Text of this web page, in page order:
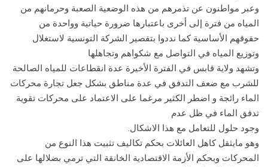
وعبر مواطنون عن تذمرهم من هذه الوضعية الصعبة وحرمانهم من
المياه من فترة إلى أخرى باعتبارها ضرورة حياتية وواحدة من
حقوقهم الأساسية كما نددوا بتقصير الشركة التونسية لاستغلال
وتوزيع المياه في التواصل مع شكواهم وتجاهلها
وتشهد ولاية قابس في الفترة الأخيرة عدة انقطاعات للمياه الصالحة
للشرب مع ضعف التدفق في عدة مناطق بشكل جعل تجارة محركات
الماء رائجة و اضطر الكثير مرغما على الاعتماد على محركات تقوية
تدفق الماء في ظل عدم
وجود حلول للتعامل مع هذا الاشكال.
وهو مايثقل كاهل العائلات بحكم تكاليف تثبيت هذا النوع من
المحركات وبحكم الأزمة الاقتصادية الخانقة التي ترمي بضلالها على